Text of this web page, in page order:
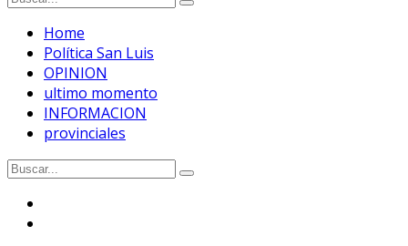
Home
Política San Luis
OPINION
ultimo momento
INFORMACION
provinciales